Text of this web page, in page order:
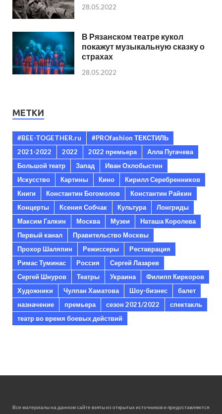
28.05.2022
В Рязанском театре кукол
покажут музыкальную сказку о
страхах
28.05.2022
МЕТКИ
#BEE-TOGETHER.ru
#PROfashion ТЕКСТИЛЬ
2021-2022
2022 2022 премьера
Алла Пугачева
Большой театр
Запад
Иван Охлобыстин
Искусство
Картины Кино
Кирилл Серебренников
Книги
Константин Богомолов
Константин Райкин
Концерты
Ксения Собчак Культура
Лонгриды
Максим Галкин
Москва Музеи
Наташа Королева
Первый канал
Правительство Москвы
Прохор Шаляпин
Режиссеры
Реставрация
Римас Туминас
Россия
Сергей Лазарев
Сергей Шнуров
Театры Украина
Филипп Киркоров
Художники
Чулпан Хаматова Шоу-бизнес
балет
назначение
премьера сезон 2021/2022
спектакль
театр во время боевых действий
Все материалы на данном сайте взяты из открытых источников и предоставляются